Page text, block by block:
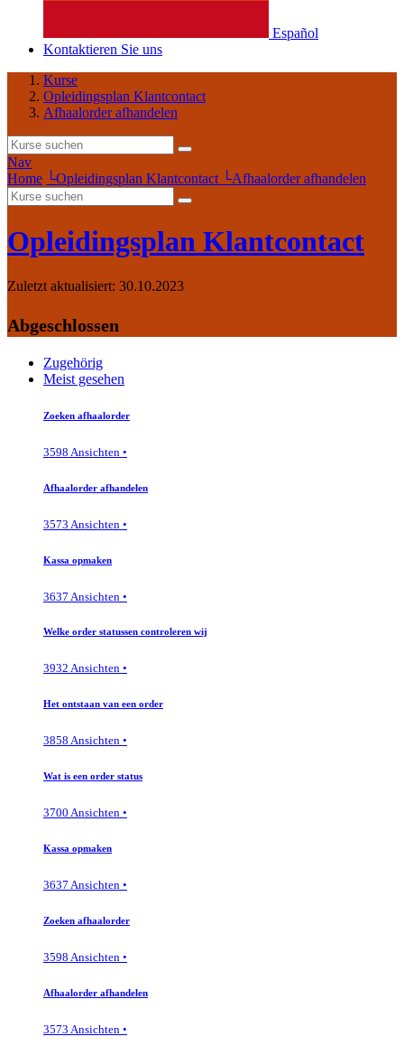
Español
Kontaktieren Sie uns
Kurse
Opleidingsplan Klantcontact
Afhaalorder afhandelen
Nav
Home └Opleidingsplan Klantcontact └Afhaalorder afhandelen
Opleidingsplan Klantcontact
Zuletzt aktualisiert: 30.10.2023
Abgeschlossen
Zugehörig
Meist gesehen
Zoeken afhaalorder
3598 Ansichten •
Afhaalorder afhandelen
3573 Ansichten •
Kassa opmaken
3637 Ansichten •
Welke order statussen controleren wij
3932 Ansichten •
Het ontstaan van een order
3858 Ansichten •
Wat is een order status
3700 Ansichten •
Kassa opmaken
3637 Ansichten •
Zoeken afhaalorder
3598 Ansichten •
Afhaalorder afhandelen
3573 Ansichten •